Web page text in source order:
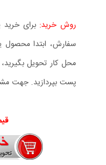
روش خرید: برای
سفارش، ابتدا محصول
محل کار تحویل
پست بپردازید. جهت